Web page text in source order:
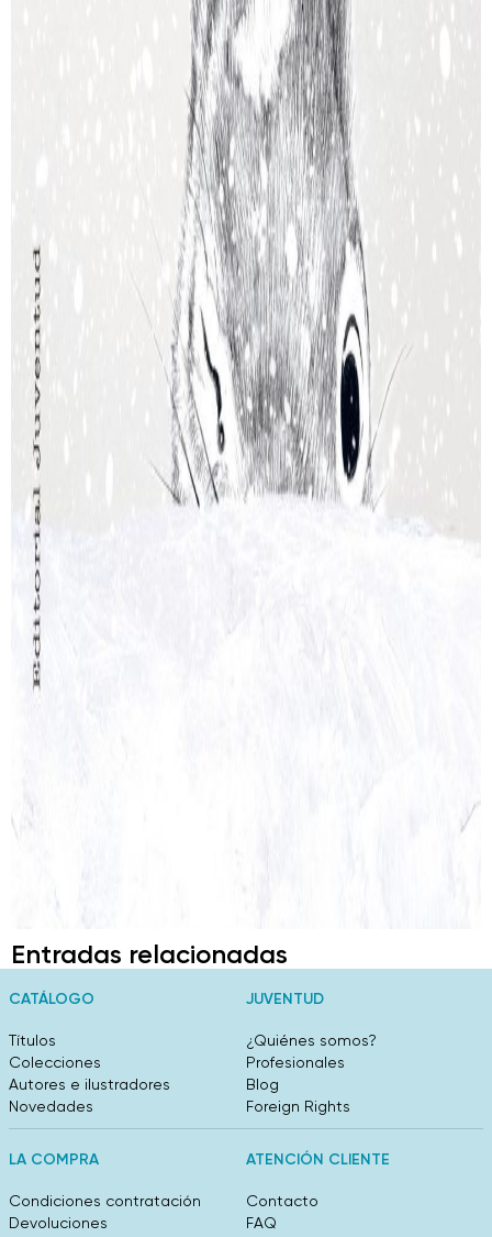
Entradas relacionadas
CATÁLOGO
Títulos
Colecciones
Autores e ilustradores
Novedades
JUVENTUD
¿Quiénes somos?
Profesionales
Blog
Foreign Rights
LA COMPRA
Condiciones contratación
Devoluciones
ATENCIÓN CLIENTE
Contacto
FAQ